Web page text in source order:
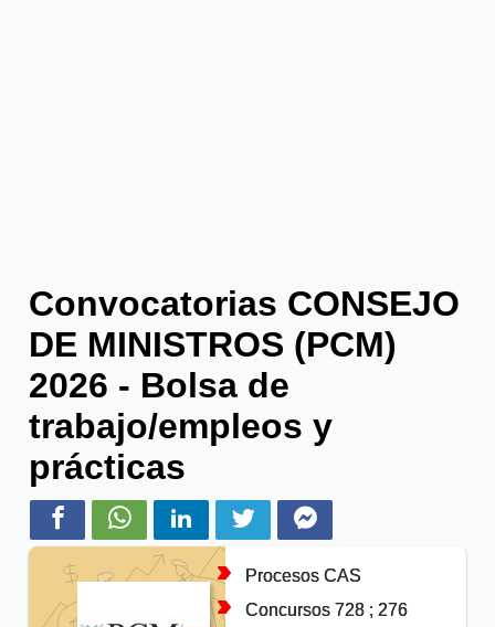
Convocatorias CONSEJO
DE MINISTROS (PCM)
2026 - Bolsa de
trabajo/empleos y
prácticas
Procesos CAS
Concursos 728 ; 276